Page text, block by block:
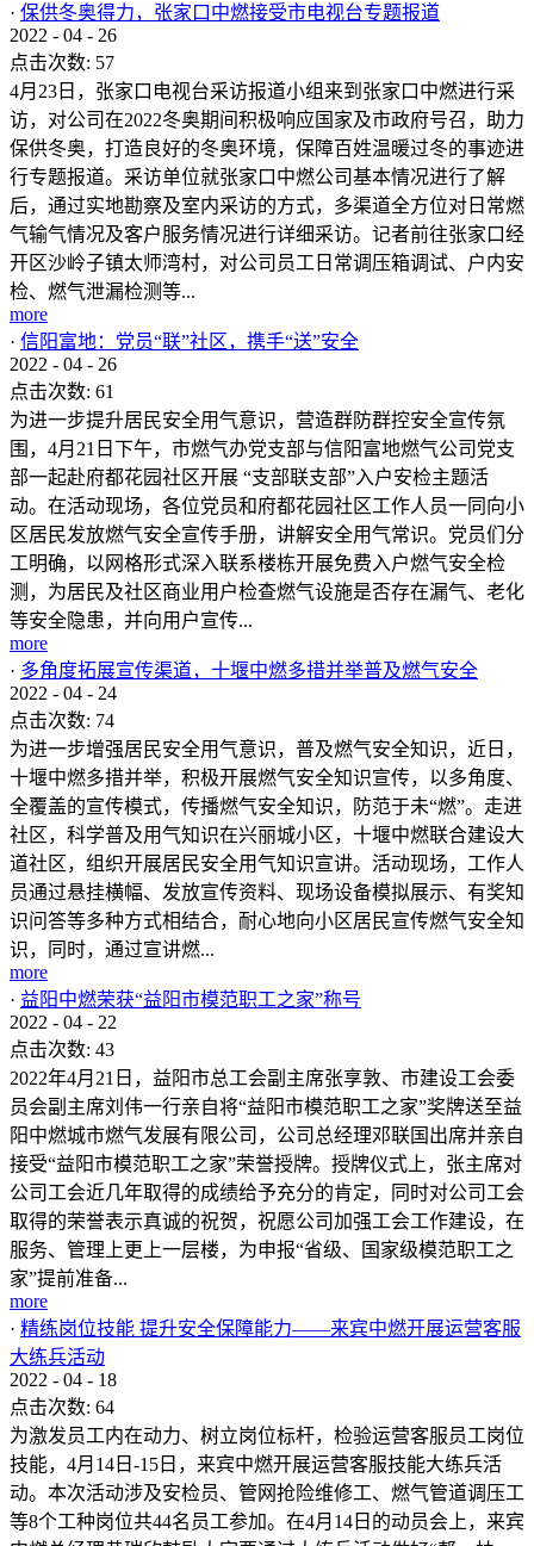
· 保供冬奥得力，张家口中燃接受市电视台专题报道
2022 - 04 - 26
点击次数: 57
4月23日，张家口电视台采访报道小组来到张家口中燃进行采
访，对公司在2022冬奥期间积极响应国家及市政府号召，助力
保供冬奥，打造良好的冬奥环境，保障百姓温暖过冬的事迹进
行专题报道。采访单位就张家口中燃公司基本情况进行了解
后，通过实地勘察及室内采访的方式，多渠道全方位对日常燃
气输气情况及客户服务情况进行详细采访。记者前往张家口经
开区沙岭子镇太师湾村，对公司员工日常调压箱调试、户内安
检、燃气泄漏检测等...
more
· 信阳富地：党员“联”社区，携手“送”安全
2022 - 04 - 26
点击次数: 61
为进一步提升居民安全用气意识，营造群防群控安全宣传氛
围，4月21日下午，市燃气办党支部与信阳富地燃气公司党支
部一起赴府都花园社区开展 “支部联支部”入户安检主题活
动。在活动现场，各位党员和府都花园社区工作人员一同向小
区居民发放燃气安全宣传手册，讲解安全用气常识。党员们分
工明确，以网格形式深入联系楼栋开展免费入户燃气安全检
测，为居民及社区商业用户检查燃气设施是否存在漏气、老化
等安全隐患，并向用户宣传...
more
· 多角度拓展宣传渠道，十堰中燃多措并举普及燃气安全
2022 - 04 - 24
点击次数: 74
为进一步增强居民安全用气意识，普及燃气安全知识，近日，
十堰中燃多措并举，积极开展燃气安全知识宣传，以多角度、
全覆盖的宣传模式，传播燃气安全知识，防范于未“燃”。走进
社区，科学普及用气知识在兴丽城小区，十堰中燃联合建设大
道社区，组织开展居民安全用气知识宣讲。活动现场，工作人
员通过悬挂横幅、发放宣传资料、现场设备模拟展示、有奖知
识问答等多种方式相结合，耐心地向小区居民宣传燃气安全知
识，同时，通过宣讲燃...
more
· 益阳中燃荣获“益阳市模范职工之家”称号
2022 - 04 - 22
点击次数: 43
2022年4月21日，益阳市总工会副主席张享敦、市建设工会委
员会副主席刘伟一行亲自将“益阳市模范职工之家”奖牌送至益
阳中燃城市燃气发展有限公司，公司总经理邓联国出席并亲自
接受“益阳市模范职工之家”荣誉授牌。授牌仪式上，张主席对
公司工会近几年取得的成绩给予充分的肯定，同时对公司工会
取得的荣誉表示真诚的祝贺，祝愿公司加强工会工作建设，在
服务、管理上更上一层楼，为申报“省级、国家级模范职工之
家”提前准备...
more
· 精练岗位技能 提升安全保障能力——来宾中燃开展运营客服
大练兵活动
2022 - 04 - 18
点击次数: 64
为激发员工内在动力、树立岗位标杆，检验运营客服员工岗位
技能，4月14日-15日，来宾中燃开展运营客服技能大练兵活
动。本次活动涉及安检员、管网抢险维修工、燃气管道调压工
等8个工种岗位共44名员工参加。在4月14日的动员会上，来宾